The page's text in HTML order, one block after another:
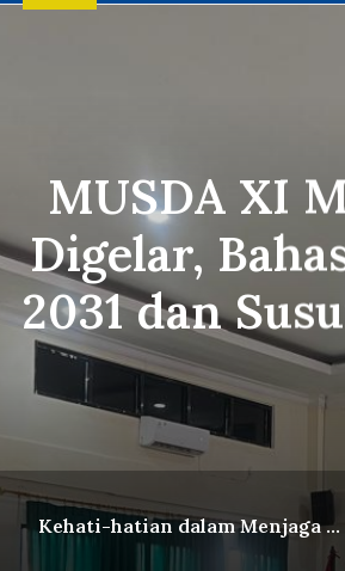
MUSDA XI
Digelar,
2031 dan
Kehati-hatian dalam Menjaga Kehalalan: Jalan Menuju Keberkahan